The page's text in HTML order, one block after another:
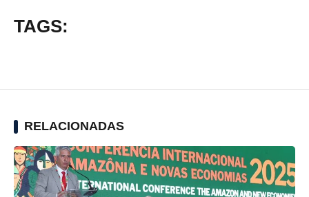
TAGS:
RELACIONADAS